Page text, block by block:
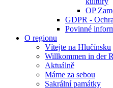
OP
GDPR -
Povinné
O regionu
Vítejte na Hlučínsku
Willkommen in der
Aktuálně
Máme za sebou
Sakrální památky